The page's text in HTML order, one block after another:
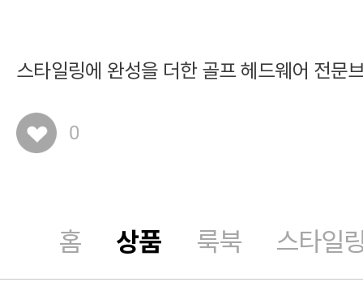
스타일링에 완성을 더한 골프 헤드웨어 전문
0
홈 상품 룩북 스타일